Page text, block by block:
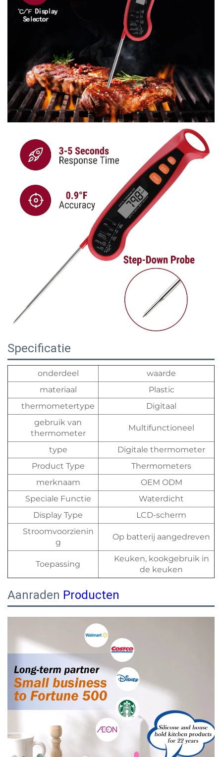
Specificatie
onderdeel
waarde
materiaal
Plastic
thermometertype
Digitaal
gebruik van
thermometer
Multifunctioneel
type
Digitale thermometer
Product Type
Thermometers
merknaam
OEM ODM
Speciale Functie
Waterdicht
Display Type
LCD-scherm
Stroomvoorzienin
g
Op batterij aangedreven
Toepassing
Keuken, kookgebruik in
de keuken
Aanraden Producten